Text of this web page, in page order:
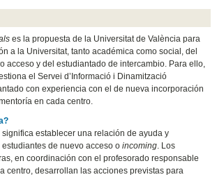
es la propuesta de la Universitat de València para
a la Universitat, tanto académica como social, del
acceso y del estudiantado de intercambio. Para ello,
el Servei d’Informació i Dinamització
con experiencia con el de nueva incorporación
en cada centro.
establecer una relación de ayuda y
de nuevo acceso oincoming. Los
en coordinación con el profesorado responsable
centro, desarrollan las acciones previstas para